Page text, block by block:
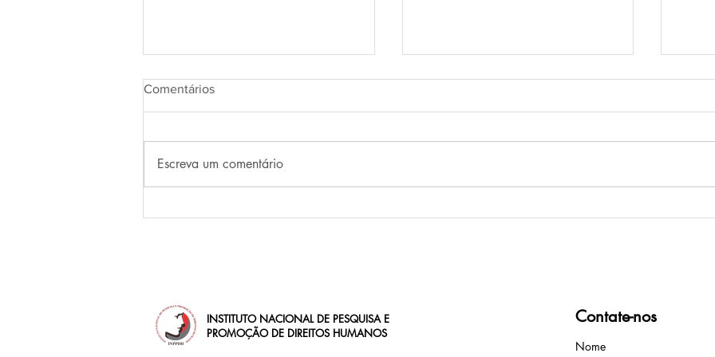
Comentários
Escreva um comentário
INSTITUTO NACIONAL DE PESQUISA E
PROMOÇÃO DE DIREITOS HUMANOS
Contate-nos
Nome